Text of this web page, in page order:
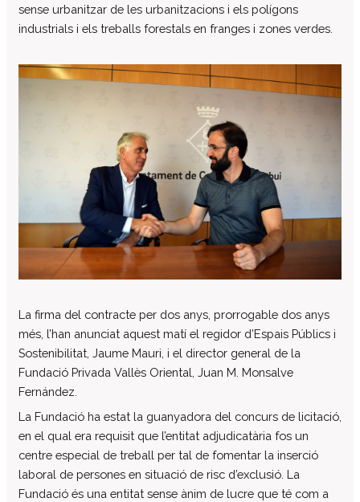
Associació de Famílies
Retribucions percebudes pels màxims
Serveis a persones
Centre Ocupacional
Residència
Centre d’atenció especialitzada
Servei d’habitatge
Casa Empúries
Edifici de Rehabilitació Funcional
Serveis a empreses
Manipulats Industrials
Jardineria
Neteja
Càtering
Serveis Generals
Pràctiques i inserció laboral
Assessorament LGD i RSC
sense urbanitzar de les urbanitzacions i els polígons
industrials i els treballs forestals en franges i zones verdes.
La firma del contracte per dos anys, prorrogable dos anys
més, l’han anunciat aquest matí el regidor d’Espais Públics i
Sostenibilitat, Jaume Mauri, i el director general de la
Fundació Privada Vallès Oriental, Juan M. Monsalve
Fernández.
La Fundació ha estat la guanyadora del concurs de licitació,
en el qual era requisit que l’entitat adjudicatària fos un
centre especial de treball per tal de fomentar la inserció
laboral de persones en situació de risc d’exclusió. La
Fundació és una entitat sense ànim de lucre que té com a